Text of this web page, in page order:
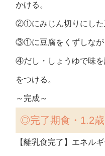
かける。
②①にみじん切りにした
③①に豆腐をくずしなが
④だし・しょうゆで味
をつける。
～完成～
◎完了期食・1.2
【離乳食完了】エネル